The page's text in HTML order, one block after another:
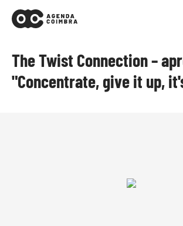
The Twist Connection –
"Concentrate, give it up,